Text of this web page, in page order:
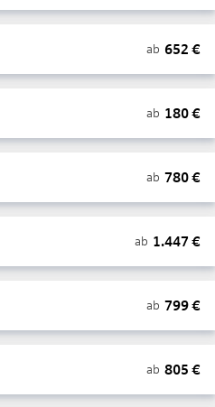
ab 652 €
ab 180€
ab 780€
ab 1.447 €
ab 799€
ab 805 €